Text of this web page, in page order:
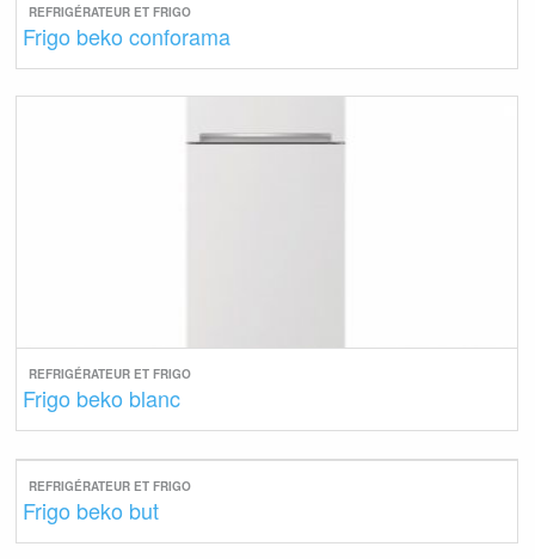
REFRIGÉRATEUR ET FRIGO
Frigo beko conforama
REFRIGÉRATEUR ET FRIGO
Frigo beko blanc
REFRIGÉRATEUR ET FRIGO
Frigo beko but